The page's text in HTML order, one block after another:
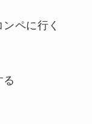
ペに行く
る